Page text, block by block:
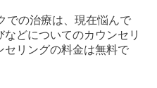
での治療は、現在悩んで
どについてのカウンセリ
セリングの料金は無料で